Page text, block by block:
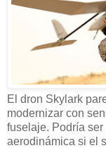
El dron Skylark
modernizar con
fuselaje. Podría
aerodinámica si el